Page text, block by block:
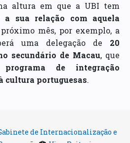
altura em que a UBI tem
a sua relação com aquela
mês, por exemplo, a
uma delegação de 20
secundário de Macau, que
programa de integração
cultura portuguesas.
de Internacionalização e